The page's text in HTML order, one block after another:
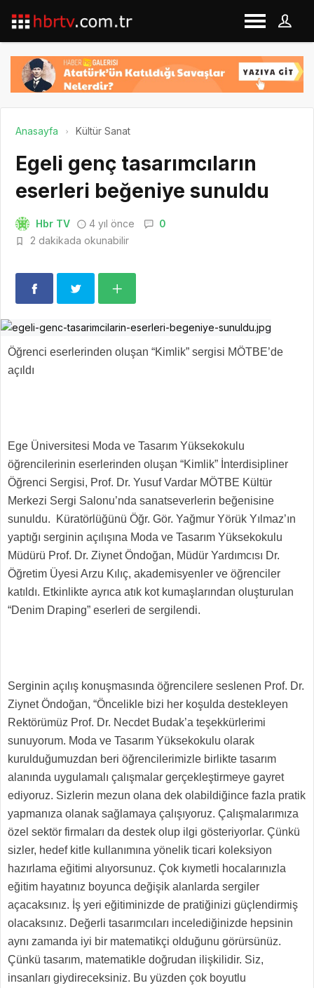
Anasayfa Kültür Sanat
Egeli genç tasarımcıların
eserleri beğeniye sunuldu
Hbr TV 4 yıl önce
0
2 dakikada okunabilir
Öğrenci eserlerinden oluşan “Kimlik” sergisi MÖTBE’de
açıldı
Ege Üniversitesi Moda ve Tasarım Yüksekokulu
öğrencilerinin eserlerinden oluşan “Kimlik” İnterdisipliner
Öğrenci Sergisi, Prof. Dr. Yusuf Vardar MÖTBE Kültür
Merkezi Sergi Salonu’nda sanatseverlerin beğenisine
sunuldu. Küratörlüğünü Öğr. Gör. Yağmur Yörük Yılmaz’ın
yaptığı serginin açılışına Moda ve Tasarım Yüksekokulu
Müdürü Prof. Dr. Ziynet Öndoğan, Müdür Yardımcısı Dr.
Öğretim Üyesi Arzu Kılıç, akademisyenler ve öğrenciler
katıldı. Etkinlikte ayrıca atık kot kumaşlarından oluşturulan
“Denim Draping” eserleri de sergilendi.
Serginin açılış konuşmasında öğrencilere seslenen Prof. Dr.
Ziynet Öndoğan, “Öncelikle bizi her koşulda destekleyen
Rektörümüz Prof. Dr. Necdet Budak’a teşekkürlerimi
sunuyorum. Moda ve Tasarım Yüksekokulu olarak
kurulduğumuzdan beri öğrencilerimizle birlikte tasarım
alanında uygulamalı çalışmalar gerçekleştirmeye gayret
ediyoruz. Sizlerin mezun olana dek olabildiğince fazla pratik
yapmanıza olanak sağlamaya çalışıyoruz. Çalışmalarımıza
özel sektör firmaları da destek olup ilgi gösteriyorlar. Çünkü
sizler, hedef kitle kullanımına yönelik ticari koleksiyon
hazırlama eğitimi alıyorsunuz. Çok kıymetli hocalarınızla
eğitim hayatınız boyunca değişik alanlarda sergiler
açacaksınız. İş yeri eğitiminizde de pratiğinizi güçlendirmiş
olacaksınız. Değerli tasarımcıları incelediğinizde hepsinin
aynı zamanda iyi bir matematikçi olduğunu görürsünüz.
Çünkü tasarım, matematikle doğrudan ilişkilidir. Siz,
insanları giydireceksiniz. Bu yüzden çok boyutlu